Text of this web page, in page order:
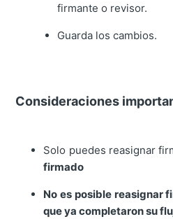
firmante o revisor.
Guarda los cambios.
Consideraciones
Solo puedes reasignar
firmado
No es posible reasignar
que ya completaron su